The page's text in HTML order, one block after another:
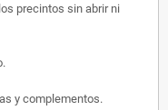
precintos sin abrir ni
y complementos.